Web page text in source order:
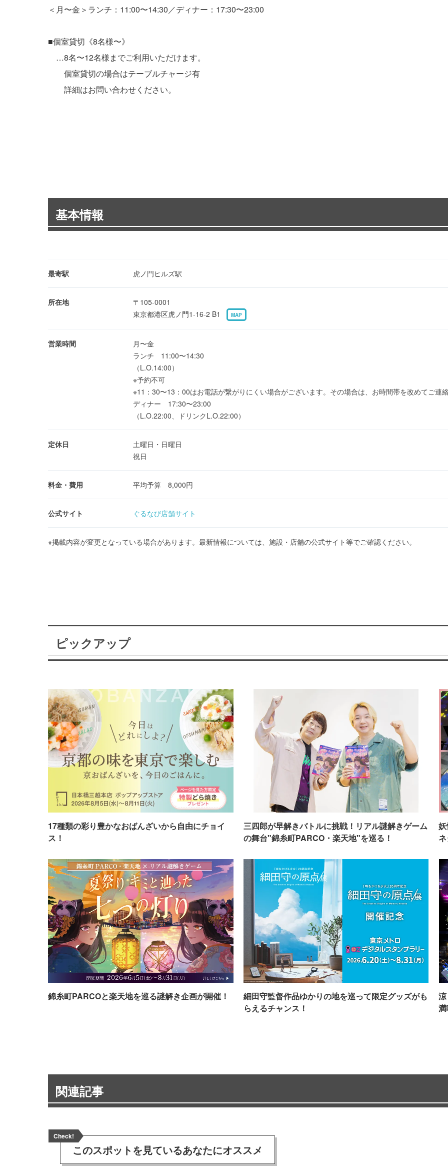
＜月〜金＞ランチ：11:00〜14:30／ディナー：17:30〜23:00
■個室貸切《8名様〜》
…8名〜12名様までご利用いただけます。
個室貸切の場合はテーブルチャージ有
詳細はお問い合わせください。
基本情報
最寄駅 虎ノ門ヒルズ駅
所在地
〒105-0001
東京都港区虎ノ門1-16-2 B1
MAP
営業時間
月〜金
ランチ 11:00〜14:30
（L.O.14:00）
※予約不可
※11：30〜13：00はお電話が繋がりにくい場合がございます。その場合は、お時間帯を改めてご連
ディナー 17:30〜23:00
（L.O.22:00、ドリンクL.O.22:00）
定休日
土曜日・日曜日
祝日
料金・費用 平均予算 8,000円
公式サイト ぐるなび店舗サイト
※掲載内容が変更となっている場合があります。最新情報については、施設・店舗の公式サイト等でご確認ください。
ピックアップ
17種類の彩り豊かなおばんざいから自由にチョイ
ス！
三四郎が早解きバトルに挑戦！リアル謎解きゲーム
の舞台"錦糸町PARCO・楽天地"を巡る！
錦糸町PARCOと楽天地を巡る謎解き企画が開催！
細田守監督作品ゆかりの地を巡って限定グッズがも
らえるチャンス！
満
関連記事
Check!
このスポットを見ているあなたにオススメ